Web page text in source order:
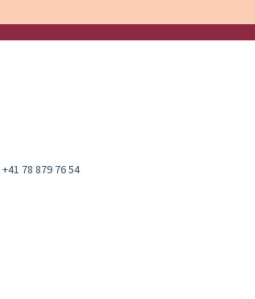
+41 78 879 76 54